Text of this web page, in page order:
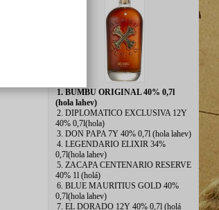
1. BUMBU ORIGINAL 40% 0,7l
(hola lahev)
2. DIPLOMATICO EXCLUSIVA 12Y
40% 0,7l(hola)
3. DON PAPA 7Y 40% 0,7l (hola lahev)
4. LEGENDARIO ELIXIR 34%
0,7l(hola lahev)
5. ZACAPA CENTENARIO RESERVE
40% 1l (holá)
6. BLUE MAURITIUS GOLD 40%
0,7l(hola lahev)
7. EL DORADO 12Y 40% 0,7l (holá